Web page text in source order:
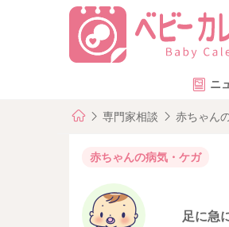
ニ
専門家相談 赤ちゃん
赤ちゃんの病気・ケガ
足に急